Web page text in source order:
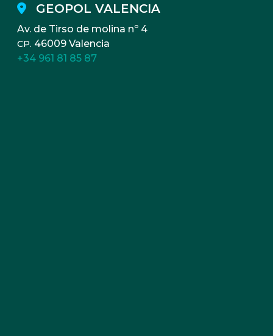
GEOPOL VALENCIA
Av. de Tirso de molina nº 4
CP. 46009 Valencia
+34 961 81 85 87